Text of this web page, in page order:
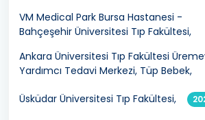
VM Medical Park Bursa Hastanesi -
Bahçeşehir Üniversitesi Tıp Fakültesi,
Ankara Üniversitesi Tıp Fakültesi
Yardımcı Tedavi Merkezi, Tüp Bebek,
Üsküdar Üniversitesi Tıp Fakültesi,